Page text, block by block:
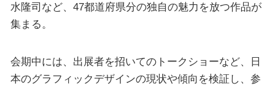
水隆司など、47都道府県分の独自の魅力を放つ作品が
集まる。
会期中には、出展者を招いてのトークショーなど、日
本のグラフィックデザインの現状や傾向を検証し、参